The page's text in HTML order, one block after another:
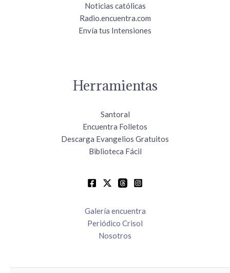
Noticias católicas
Radio.encuentra.com
Envía tus Intensiones
Herramientas
Santoral
Encuentra Folletos
Descarga Evangelios Gratuitos
Biblioteca Fácil
Galería encuentra
Periódico Crisol
Nosotros